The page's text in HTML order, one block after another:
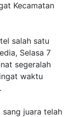
Kecamatan
salah satu
Selasa 7
segeralah
waktu
juara telah